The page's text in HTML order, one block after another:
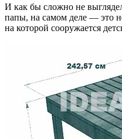
И как бы сложно не
папы, на самом деле — это
на которой сооружается